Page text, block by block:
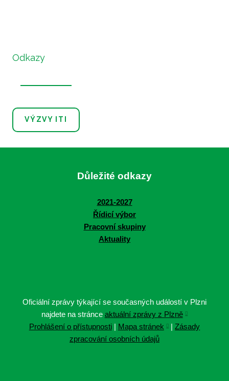
Odkazy
VÝZVY ITI
Důležité odkazy
2021-2027
Řídicí výbor
Pracovní skupiny
Aktuality
Oficiální zprávy týkající se současných událostí v Plzni
najdete na stránce aktuální zprávy z Plzně
Prohlášení o přístupnosti| Mapa stránek |Zásady
zpracování osobních údajů